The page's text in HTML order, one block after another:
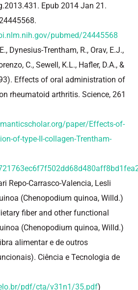
Epub 2014 Jan 21.
pubmed/24445568
Dynesius-Trentham, R., Orav, E.J.,
C., Sewell, K.L., Hafler, D.A., &
Effects of oral administration of
rheumatoid arthritis. Science, 261
paper/Effects-of-
of-type-II-collagen-Trentham-
Repo-Carrasco-Valencia, Lesli
(Chenopodium quinoa, Willd.)
fiber and other functional
(Chenopodium quinoa, Willd.)
alimentar e de outros
Ciência e Tecnologia de
pdf/cta/v31n1/35.pdf)